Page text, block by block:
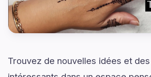
Trouvez de nouvelles idées et